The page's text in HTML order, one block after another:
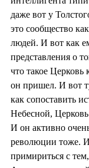
даже вот у
это сообщество
людей. И вот как
представления о
что такое Церковь
он пришел. И вот
как сопоставить
Небесной,
И он активно
революции тоже.
примириться с